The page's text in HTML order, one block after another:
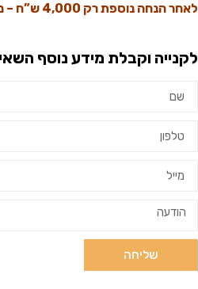
לאחר הנחה נוספת רק 4,000 ש”ח – מהמלאי בלבד!
לקנייה וקבלת מידע נוסף
שליחה